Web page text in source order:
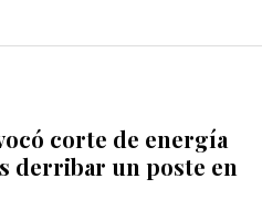
corte de energía
derribar un poste en